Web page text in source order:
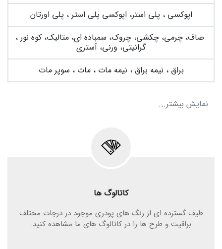
اپوکسی ، پلی استر، اپوکسی پلی استر ، پلی اورتان
صاف، چرمی، چکشی، چروک، سمباده ای، متالیک، کوه نور ،
گرانیتی، ورنی، آستری
براق ، نیمه براق ، نیمه مات ، مات ، سوپر مات
نمایش بیشتر...
کاتالوگ ها
طیف گسترده ای از رنگ های پودری موجود در درجات مختلف
براقیت و طرح ها را در کاتالوگ های ما مشاهده کنید.